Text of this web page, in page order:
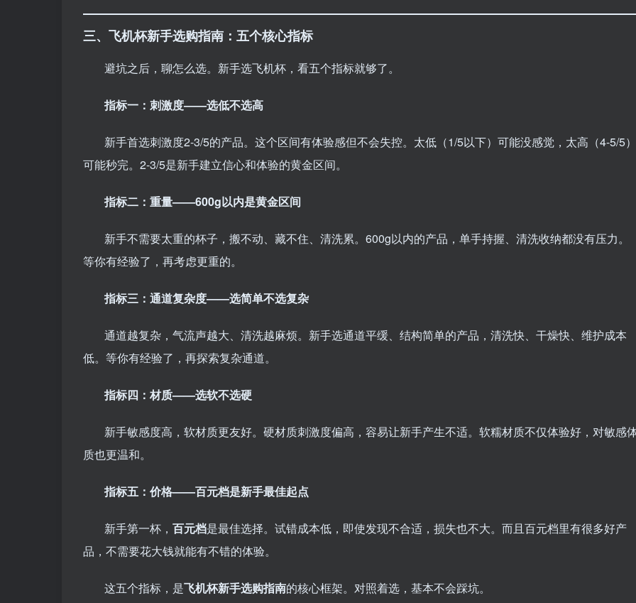
三、飞机杯新手选购指南：五个核心指标
避坑之后，聊怎么选。新手选飞机杯，看五个指标就够了。
指标一：刺激度——选低不选高
新手首选刺激度2-3/5的产品。这个区间有体验感但不会失控。太低（1/5以下）可能没感觉，太高（4-5/5）
可能秒完。2-3/5是新手建立信心和体验的黄金区间。
指标二：重量——600g以内是黄金区间
新手不需要太重的杯子，搬不动、藏不住、清洗累。600g以内的产品，单手持握、清洗收纳都没有压力。
等你有经验了，再考虑更重的。
指标三：通道复杂度——选简单不选复杂
通道越复杂，气流声越大、清洗越麻烦。新手选通道平缓、结构简单的产品，清洗快、干燥快、维护成本
低。等你有经验了，再探索复杂通道。
指标四：材质——选软不选硬
新手敏感度高，软材质更友好。硬材质刺激度偏高，容易让新手产生不适。软糯材质不仅体验好，对敏感
质也更温和。
指标五：价格——百元档是新手最佳起点
新手第一杯， 百元档是最佳选择。试错成本低，即使发现不合适，损失也不大。而且百元档里有很多好产
品，不需要花大钱就能有不错的体验。
这五个指标，是飞机杯新手选购指南的核心框架。对照着选，基本不会踩坑。